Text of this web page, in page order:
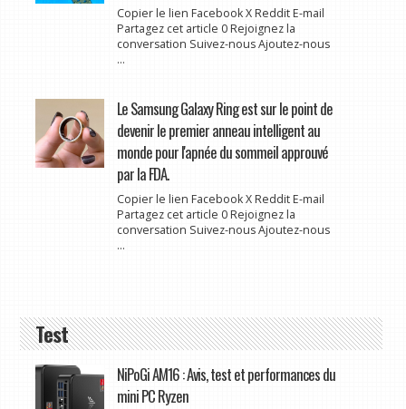
Copier le lien Facebook X Reddit E-mail
Partagez cet article 0 Rejoignez la
conversation Suivez-nous Ajoutez-nous
...
Le Samsung Galaxy Ring est sur le point de
devenir le premier anneau intelligent au
monde pour l'apnée du sommeil approuvé
par la FDA.
Copier le lien Facebook X Reddit E-mail
Partagez cet article 0 Rejoignez la
conversation Suivez-nous Ajoutez-nous
...
Test
NiPoGi AM16 : Avis, test et performances du
mini PC Ryzen